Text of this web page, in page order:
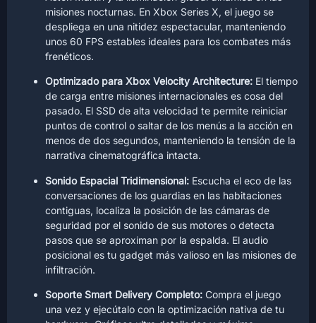
misiones nocturnas. En Xbox Series X, el juego se
despliega en una nitidez espectacular, manteniendo
unos 60 FPS estables ideales para los combates más
frenéticos.
Optimizado para Xbox Velocity Architecture: El tiempo
de carga entre misiones internacionales es cosa del
pasado. El SSD de alta velocidad te permite reiniciar
puntos de control o saltar de los menús a la acción en
menos de dos segundos, manteniendo la tensión de la
narrativa cinematográfica intacta.
Sonido Espacial Tridimensional: Escucha el eco de las
conversaciones de los guardias en las habitaciones
contiguas, localiza la posición de las cámaras de
seguridad por el sonido de sus motores o detecta
pasos que se aproximan por la espalda. El audio
posicional es tu gadget más valioso en las misiones de
infiltración.
Soporte Smart Delivery Completo: Compra el juego
una vez y ejecútalo con la optimización nativa de tu